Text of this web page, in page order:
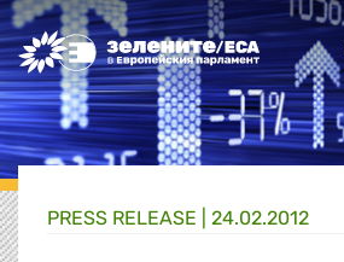
Greens/EFA Home
PRESS RELEASE | 24.02.2012